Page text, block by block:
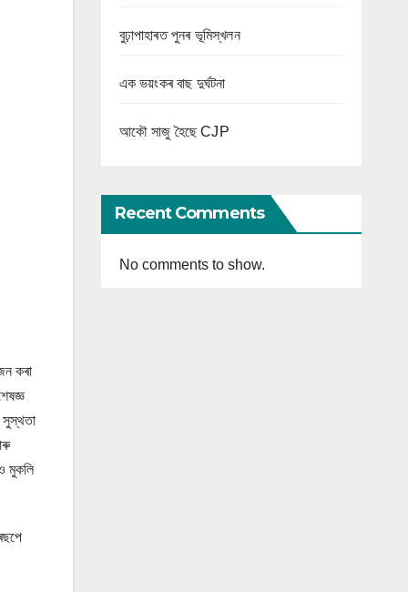
কৰা
সুস্থতা
মুকলি
বুঢ়াপাহাৰত পুনৰ ভূমিস্খলন
এক ভয়ংকৰ বাছ দুৰ্ঘটনা
আকৌ সাজু হৈছে CJP
Recent Comments
No comments to show.